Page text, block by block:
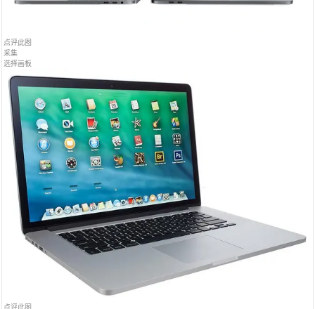
点评此图
采集
选择画板
点评此图